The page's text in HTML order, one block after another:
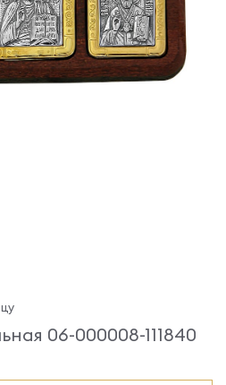
06-000008-111840